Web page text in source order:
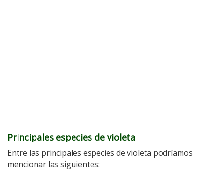
Principales especies de violeta
Entre las principales especies de violeta podríamos
mencionar las siguientes: